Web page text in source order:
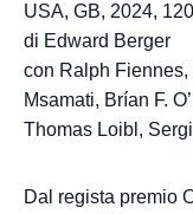
USA, GB, 2024,
di Edward Berger
con Ralph
Msamati, Brían F.
Thomas Loibl,
Dal regista premio